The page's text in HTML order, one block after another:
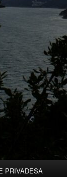
PRIVADESA